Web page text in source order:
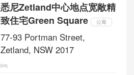
已在进行中，您可以放心从澳
大利亚最值得信...
悉尼Zetland中心地点宽敞精
致住宅Green Square
公寓
77-93 Portman Street,
Zetland, NSW 2017